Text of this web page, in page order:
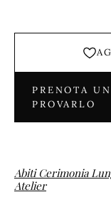
PRENOTA
PROVARLO
Abiti Cerimonia
Atelier